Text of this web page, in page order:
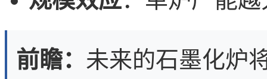
前瞻： 未来的石墨化炉